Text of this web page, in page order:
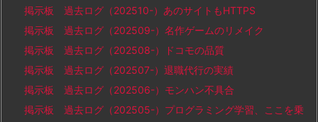
掲示板 過去ログ（202510-）あのサイトもHTTPS
掲示板 過去ログ（202509-）名作ゲームのリメイク
掲示板 過去ログ（202508-）ドコモの品質
掲示板 過去ログ（202507-）退職代行の実績
掲示板 過去ログ（202506-）モンハン不具合
掲示板 過去ログ（202505-）プログラミング学習、ここを乗